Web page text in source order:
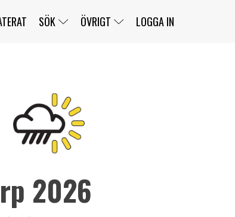
SÖK
TÄVLINGAR
FÖRARE
KLUBBAR
KLASSER
BANOR
ÖVRIGT
KONTAKT
OM OSS
BENGANS NÖRDSIDA
PRESS
KOMPLETTERA
LÄNKAR
LOGGA IN
2026